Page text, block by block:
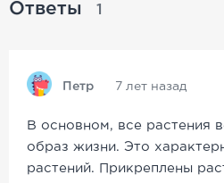
Ответы 1
Петр 7 лет назад
В основном, все растения
образ жизни. Это
растений. Прикреплены